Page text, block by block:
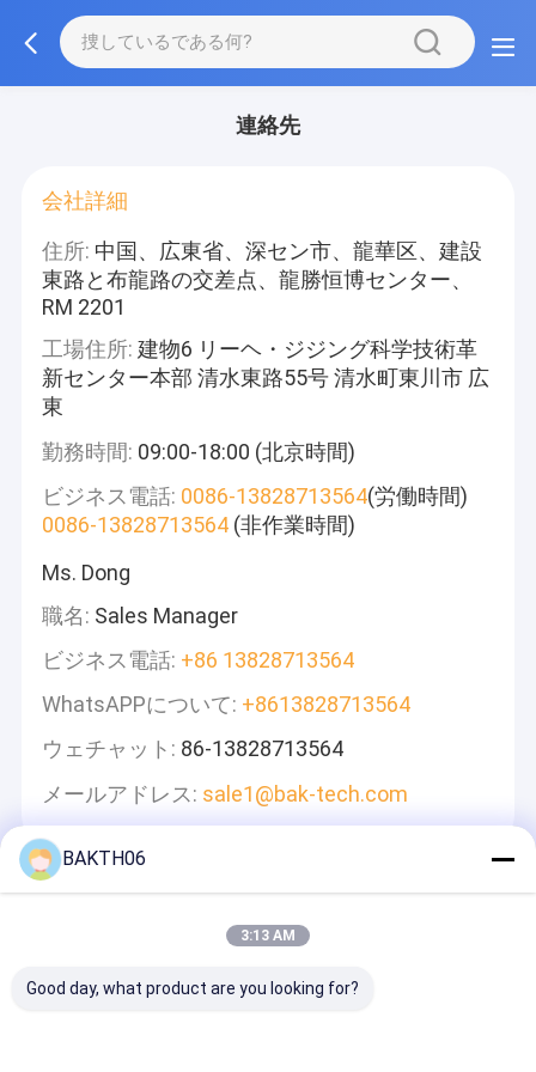
連絡先
会社詳細
住所: 中国、広東省、深セン市、龍華区、建設
東路と布龍路の交差点、龍勝恒博センター、
RM 2201
工場住所: 建物6 リーヘ・ジジング科学技術革
新センター本部 清水東路55号 清水町東川市 広
東
勤務時間: 09:00-18:00 (北京時間)
ビジネス電話: 0086-13828713564(労働時間)
0086-13828713564 (非作業時間)
Ms. Dong
職名: Sales Manager
ビジネス電話: +86 13828713564
WhatsAPPについて: +8613828713564
ウェチャット: 86-13828713564
メールアドレス: sale1@bak-tech.com
メッセージ
迅速に返信します
BAKTH06
3:13 AM
Good day, what product are you looking for?